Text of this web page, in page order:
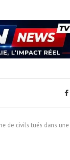
de civils tués dans